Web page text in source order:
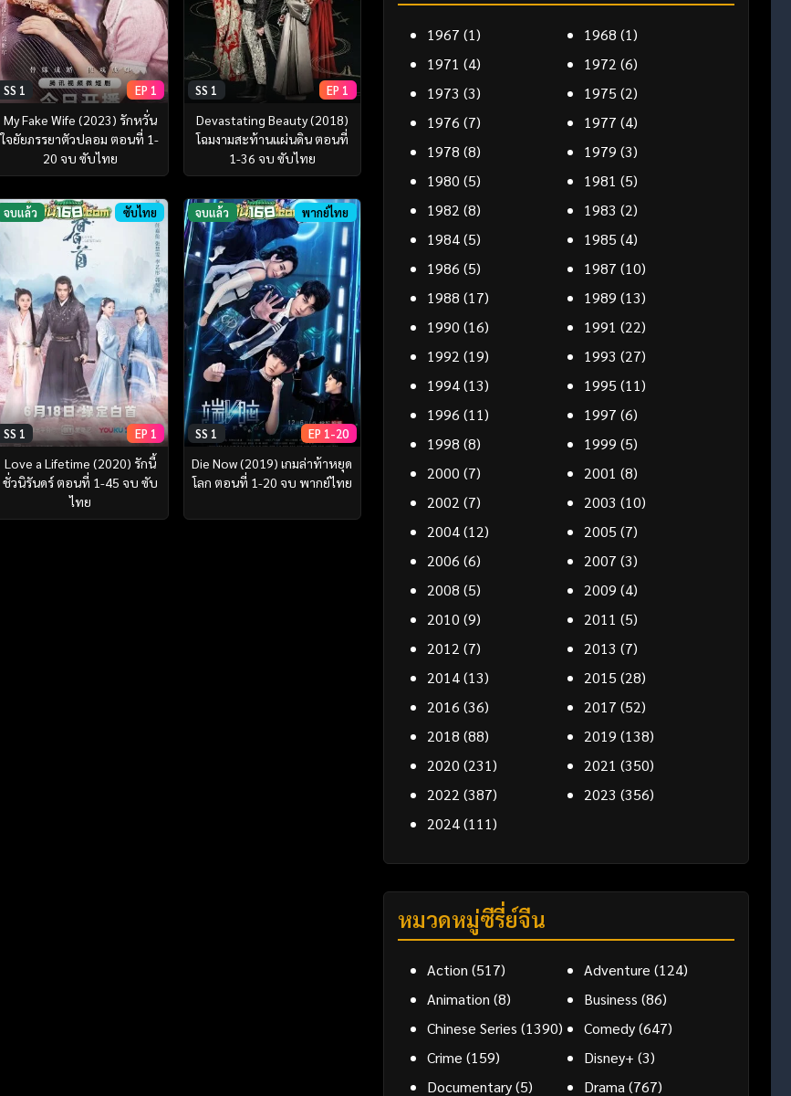
SS 1 EP 1
My Fake Wife (2023) รักหวั่น
ใจยัยภรรยาตัวปลอม ตอนที่ 1-
20 จบ ซับไทย
SS 1 EP 1
Devastating Beauty (2018)
โฉมงามสะท้านแผ่นดิน ตอนที่
1-36 จบ ซับไทย
จบแล้ว ซับไทย
SS 1 EP 1
Love a Lifetime (2020) รักนี้
ชั่วนิรันดร์ ตอนที่ 1-45 จบ ซับ
ไทย
จบแล้ว พากย์ไทย
SS 1 EP 1-20
Die Now (2019) เกมล่าท้าหยุด
โลก ตอนที่ 1-20 จบ พากย์ไทย
1967 (1) 1968 (1)
1971 (4) 1972 (6)
1973 (3) 1975 (2)
1976 (7) 1977 (4)
1978 (8) 1979 (3)
1980 (5) 1981 (5)
1982 (8) 1983 (2)
1984(5) 1985 (4)
1986 (5) 1987 (10)
1988 (17) 1989 (13)
1990 (16) 1991 (22)
1992 (19) 1993 (27)
1994(13) 1995 (11)
1996 (11) 1997 (6)
1998 (8) 1999 (5)
2000 (7) 2001 (8)
2002 (7) 2003 (10)
2004(12) 2005 (7)
2006 (6) 2007 (3)
2008 (5) 2009 (4)
2010 (9) 2011 (5)
2012 (7) 2013 (7)
2014(13) 2015 (28)
2016 (36) 2017 (52)
2018 (88) 2019 (138)
2020 (231) 2021 (350)
2022 (387) 2023 (356)
2024(111)
หมวดหมู่ซีรี่ย์จีน
Action (517) Adventure (124)
Animation (8) Business (86)
Chinese Series (1390) Comedy(647)
Crime (159) Disney+ (3)
Documentary(5) Drama(767)